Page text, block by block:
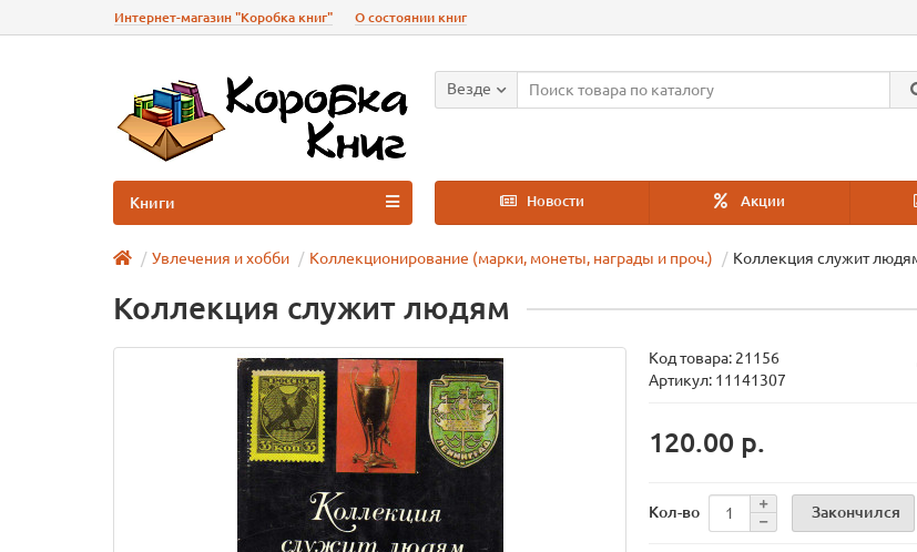
Интернет-магазин "Коробка книг" О состоянии книг
Везде
Новости Акции
Книги
Увлечения и хобби Коллекционирование (марки, монеты, награды и проч.) Коллекция служит
Коллекция служит людям
Код товара: 21156
Артикул: 11141307
120.00 р.
Кол-во Закончился